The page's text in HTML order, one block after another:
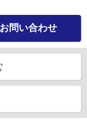
お問い合わせ